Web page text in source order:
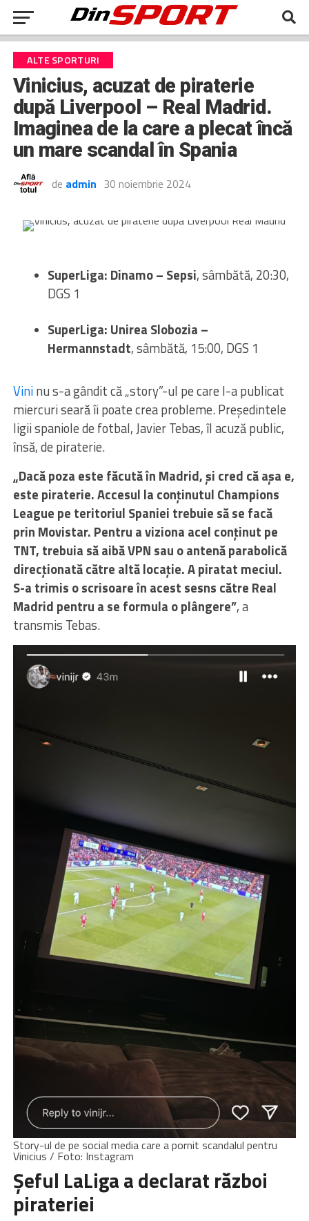
ALTE SPORTURI
Vinicius, acuzat de piraterie
după Liverpool – Real Madrid.
Imaginea de la care a plecat încă
un mare scandal în Spania
de admin 30 noiembrie 2024
SuperLiga: Dinamo – Sepsi, sâmbătă, 20:30,
DGS 1
SuperLiga: Unirea Slobozia –
Hermannstadt, sâmbătă, 15:00, DGS 1
Vininu s-a gândit că „story”-ul pe care l-a publicat
miercuri seară îi poate crea probleme. Președintele
ligii spaniole de fotbal, Javier Tebas, îl acuză public,
însă, de piraterie.
„Dacă poza este făcută în Madrid, și cred că așa e,
este piraterie. Accesul la conținutul Champions
League pe teritoriul Spaniei trebuie să se facă
prin Movistar. Pentru a viziona acel conținut pe
TNT, trebuia să aibă VPN sau o antenă parabolică
direcționată către altă locație. A piratat meciul.
S-a trimis o scrisoare în acest sesns către Real
Madrid pentru a se formula o plângere”, a
transmis Tebas.
Story-ul de pe social media care a pornit scandalul pentru
Vinicius / Foto: Instagram
Șeful LaLiga a declarat război
pirateriei